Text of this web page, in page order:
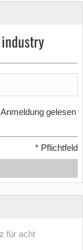
gelesen
* Pflichtfeld
für acht